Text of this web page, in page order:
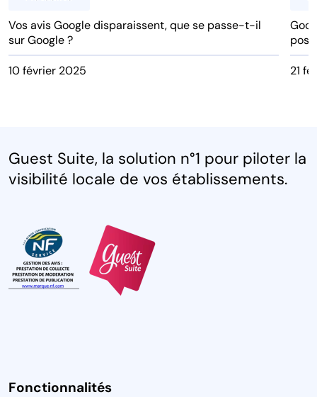
Vos avis Google disparaissent, que se passe-t-il
sur Google ?
10 février 2025 21
Guest Suite, la solution n°1 pour piloter la
visibilité locale de vos établissements.
Fonctionnalités